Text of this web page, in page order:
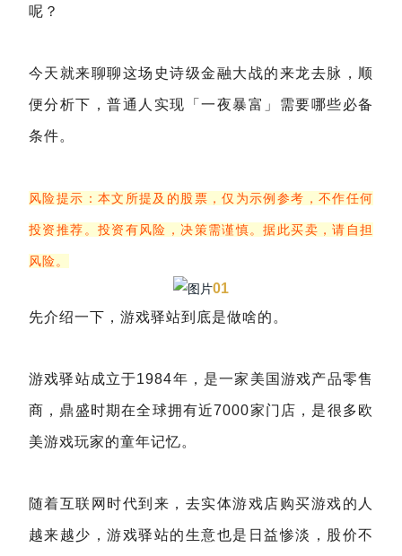
呢？
今天就来聊聊这场史诗级金融大战的来龙去脉，顺
便分析下，普通人实现「一夜暴富」需要哪些必备
条件。
风险提示：本文所提及的股票，仅为示例参考，不作任何
投资推荐。投资有风险，决策需谨慎。据此买卖，请自担
风险。
01
先介绍一下，游戏驿站到底是做啥的。
游戏驿站成立于1984年，是一家美国游戏产品零售
商，鼎盛时期在全球拥有近7000家门店，是很多欧
美游戏玩家的童年记忆。
随着互联网时代到来，去实体游戏店购买游戏的人
越来越少，游戏驿站的生意也是日益惨淡，股价不